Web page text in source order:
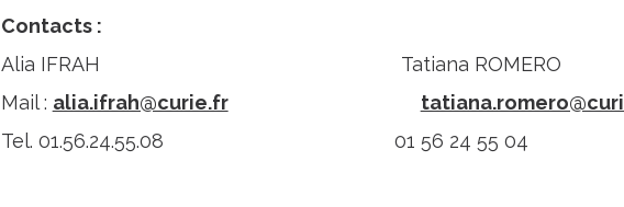
Contacts :
Alia IFRAH Tatiana ROMERO
Mail : alia.ifrah@curie.fr
Tel. 01.56.24.55.08 01 56 24 55 04